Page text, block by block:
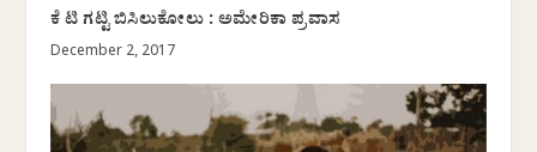
ಕೆ ಟಿ ಗಟ್ಟಿ ಬಿಸಿಲುಕೋಲು : ಅಮೇರಿಕಾ ಪ್ರವಾಸ
December 2, 2017